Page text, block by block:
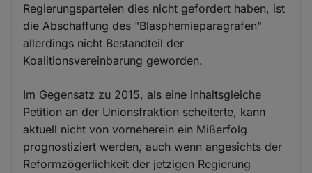
Regierungsparteien dies nicht gefordert haben, ist
die Abschaffung des "Blasphemieparagrafen"
allerdings nicht Bestandteil der
Koalitionsvereinbarung geworden.
Im Gegensatz zu 2015, als eine inhaltsgleiche
Petition an der Unionsfraktion scheiterte, kann
aktuell nicht von vorneherein ein Mißerfolg
prognostiziert werden, auch wenn angesichts der
Reformzögerlichkeit der jetzigen Regierung